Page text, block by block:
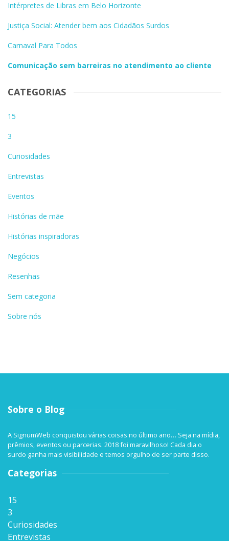
Intérpretes de Libras em Belo Horizonte
Justiça Social: Atender bem aos Cidadãos Surdos
Carnaval Para Todos
Comunicação sem barreiras no atendimento ao cliente
CATEGORIAS
15
3
Curiosidades
Entrevistas
Eventos
Histórias de mãe
Histórias inspiradoras
Negócios
Resenhas
Sem categoria
Sobre nós
Sobre o Blog
A SignumWeb conquistou várias coisas no último ano… Seja na mídia,
prêmios, eventos ou parcerias. 2018 foi maravilhoso! Cada dia o
surdo ganha mais visibilidade e temos orgulho de ser parte disso.
Categorias
15
3
Curiosidades
Entrevistas